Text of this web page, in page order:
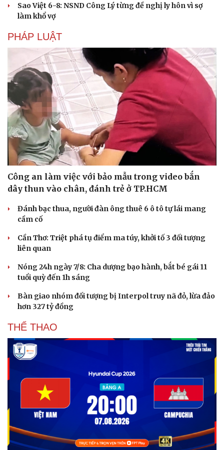
Văn hóa
Sân khấu - Điện ảnh
Văn học
Âm nhạc
Giải trí
Nghệ sĩ
Thời trang
Sao Việt
Sao Việt 6-8: NSND Công Lý từng đề nghị ly hôn vì sợ
làm khổ vợ
PHÁP LUẬT
Công an làm việc với bảo mẫu trong video bắn
dây thun vào chân, đánh trẻ ở TP.HCM
Đánh bạc thua, người đàn ông thuê 6 ô tô tự lái mang
cầm cố
Cần Thơ: Triệt phá tụ điểm ma túy, khởi tố 3 đối tượng
liên quan
Nóng 24h ngày 7/8: Cha dượng bạo hành, bắt bé gái 11
tuổi quỳ đến 1h sáng
Bàn giao nhóm đối tượng bị Interpol truy nã đỏ, lừa đảo
hơn 327 tỷ đồng
THỂ THAO